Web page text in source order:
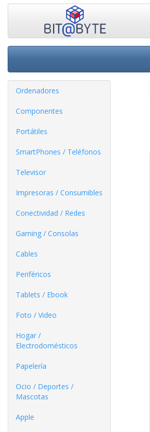
Ordenadores
Componentes
Portátiles
SmartPhones / Teléfonos
Televisor
Impresoras / Consumibles
Conectividad / Redes
Gaming / Consolas
Cables
Periféricos
Tablets / Ebook
Foto / Video
Hogar /
Electrodomésticos
Papelería
Ocio / Deportes /
Mascotas
Apple